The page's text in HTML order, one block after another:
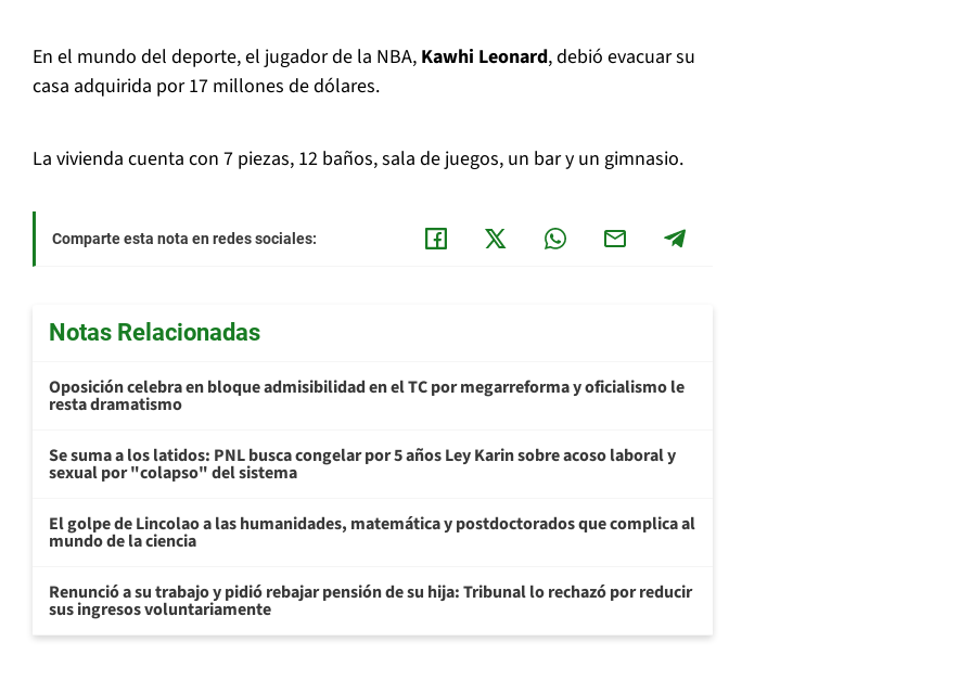
En el mundo del deporte, el jugador de la NBA, Kawhi Leonard, debió evacuar su
casa adquirida por 17 millones de dólares.
La vivienda cuenta con 7 piezas, 12 baños, sala de juegos, un bar y un gimnasio.
Comparte esta nota en redes sociales:
Notas Relacionadas
Oposición celebra en bloque admisibilidad en el TC por megarreforma y oficialismo le
resta dramatismo
Se suma a los latidos: PNL busca congelar por 5 años Ley Karin sobre acoso laboral y
sexual por "colapso" del sistema
El golpe de Lincolao a las humanidades, matemática y postdoctorados que complica al
mundo de la ciencia
Renunció a su trabajo y pidió rebajar pensión de su hija: Tribunal lo rechazó por reducir
sus ingresos voluntariamente